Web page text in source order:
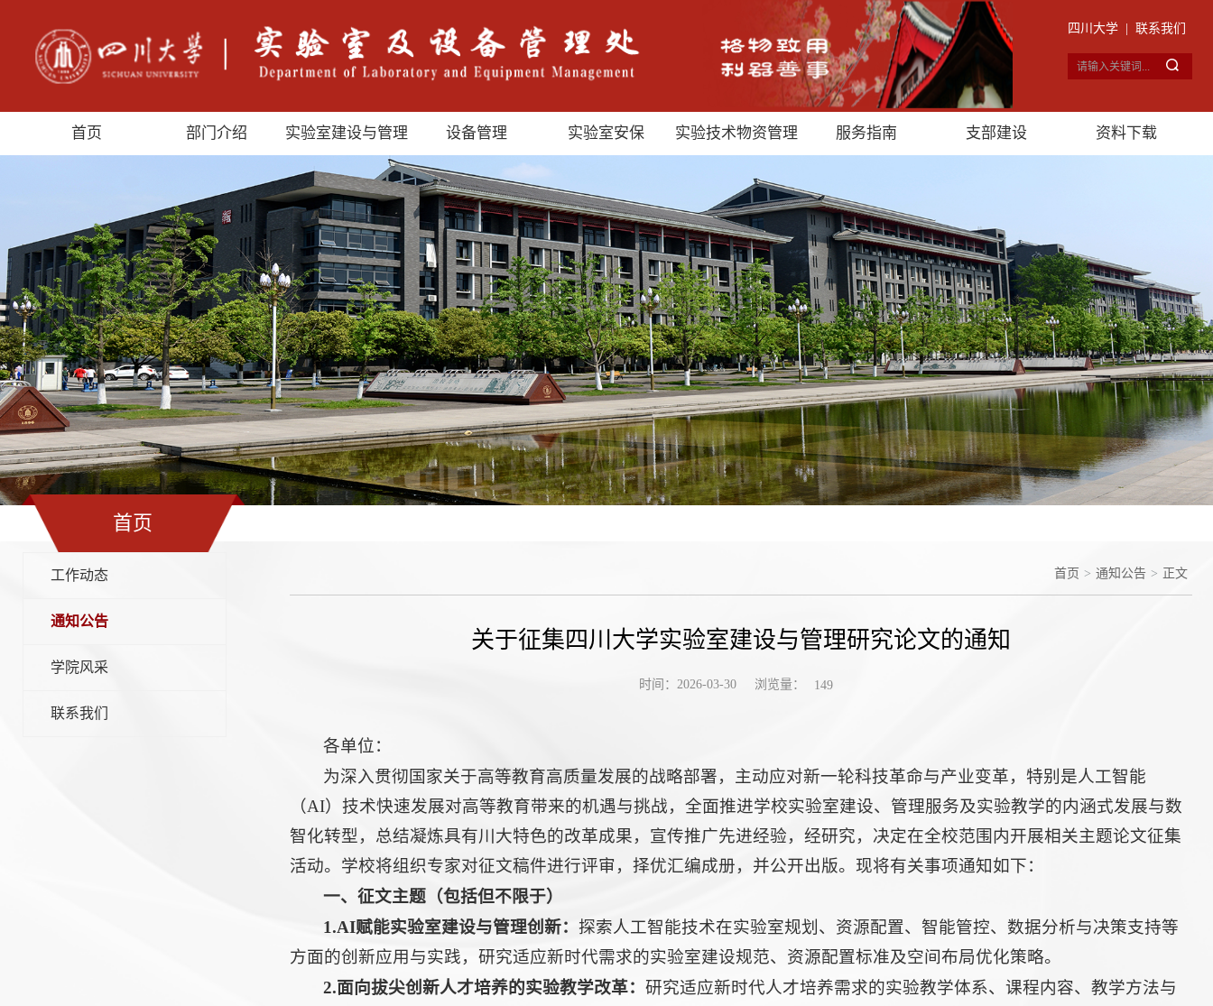
四川大学 联系我们
首页 部门介绍 实验室建设与管理 设备管理 实验室安保 实验技术物资管理 服务指南 支部建设 资料下载
首页
工作动态
通知公告
学院风采
联系我们
首页 > 通知公告 > 正文
关于征集四川大学实验室建设与管理研究论文的通知
时间：2026-03-30 浏览量： 149
各单位：
为深入贯彻国家关于高等教育高质量发展的战略部署，主动应对新一轮科技革命与产业变革，特别是人工智能
（AI）技术快速发展对高等教育带来的机遇与挑战，全面推进学校实验室建设、管理服务及实验教学的内涵式发展与数
智化转型，总结凝炼具有川大特色的改革成果，宣传推广先进经验，经研究，决定在全校范围内开展相关主题论文征集
活动。学校将组织专家对征文稿件进行评审，择优汇编成册，并公开出版。现将有关事项通知如下：
一、征文主题（包括但不限于）
1.AI赋能实验室建设与管理创新： 探索人工智能技术在实验室规划、资源配置、智能管控、数据分析与决策支持等
方面的创新应用与实践，研究适应新时代需求的实验室建设规范、资源配置标准及空间布局优化策略。
2.面向拔尖创新人才培养的实验教学改革： 研究适应新时代人才培养需求的实验教学体系、课程内容、教学方法与